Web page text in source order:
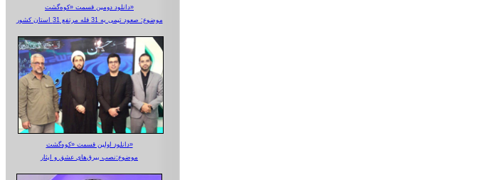
دانلود دومین قسمت «کوه‌گشت»
موضوع: صعود تیمی به 31 قله مرتفع 31 استان کشور
دانلود اولین قسمت «کوه‌گشت»
موضوع:نصب بیرق‌های عشق و ایثار